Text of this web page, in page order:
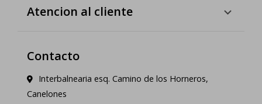
Atencion al cliente
Contacto
Interbalnearia esq. Camino de los Horneros,
Canelones